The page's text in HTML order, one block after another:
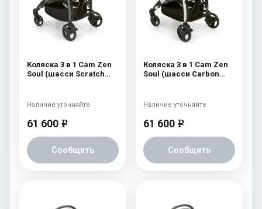
Коляска 3 в 1 Cam Zen
Soul (шасси Scratch
61 600 e
Сообщить
Наличие уточняйте
Коляска 3 в 1 Cam Zen
Soul (шасси Carbon
61 600 e
Сообщить
Наличие уточняйте